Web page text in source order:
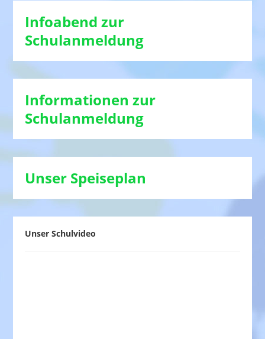
Infoabend zur
Schulanmeldung
Informationen zur
Schulanmeldung
Unser Speiseplan
Unser Schulvideo